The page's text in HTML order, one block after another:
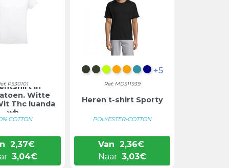
PS30101
in
Witte
Thc luanda
wh
COTTON
2,37€
3,04€
FLES GROEN
LEGERGROEN
LIMOEN
ORANJE
NEON ORANJE
AQUA
DONKERBLAUW
+5
Ref: MDS11939
Heren t-shirt Sporty
POLYESTER-COTTON
Van 2,36€
Naar 3,03€